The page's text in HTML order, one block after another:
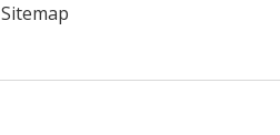
Sitemap